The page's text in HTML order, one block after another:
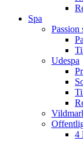
Spa
Passion
Udespa
4